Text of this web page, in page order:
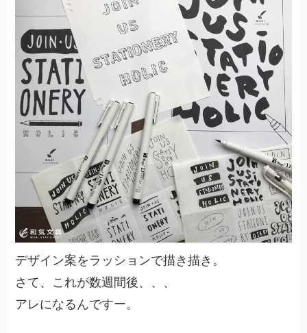
デザイン案をラッションで描き描き。
さて、これが数週間後、、、
アレになるんですー。